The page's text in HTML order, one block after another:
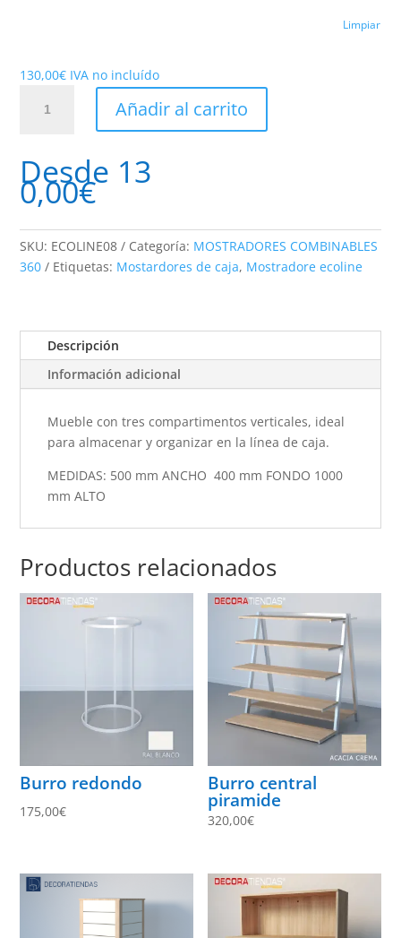
Limpiar
130,00€ IVA no incluído
Pequeño
Añadir al carrito
Desde 13
0,00€
SKU: ECOLINE08 Categoría: MOSTRADORES COMBINABLES
360
Etiquetas: Mostardores de caja, Mostradore ecoline
Descripción
Información adicional
Mueble con tres compartimentos verticales, ideal
para almacenar y organizar en la línea de caja.
MEDIDAS: 500 mm ANCHO 400 mm FONDO 1000
mm ALTO
Productos relacionados
Burro redondo
175,00€
Burro central
piramide
320,00€